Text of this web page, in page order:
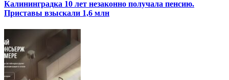
Калининградка 10 лет незаконно получала пенсию.
Приставы взыскали 1,6 млн